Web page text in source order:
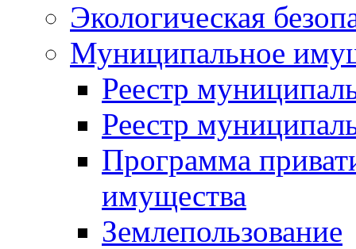
Экологическая
Муниципальное
Реестр
Реестр
Программа
имущества
Землепользование